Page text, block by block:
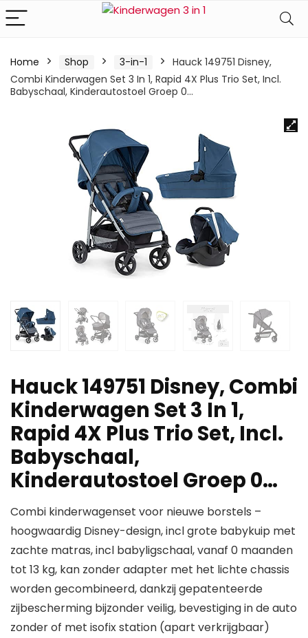
Home Shop 3-in-1
Hauck 149751 Disney,
Combi Kinderwagen Set 3 In 1, Rapid 4X Plus Trio Set, Incl.
Babyschaal, Kinderautostoel Groep 0…
Hauck 149751 Disney, Combi
Kinderwagen Set 3 In 1,
Rapid 4X Plus Trio Set, Incl.
Babyschaal,
Kinderautostoel Groep 0…
Combi kinderwagenset voor nieuwe borstels –
hoogwaardig Disney-design, incl grote babykuip met
zachte matras, incl babyligschaal, vanaf 0 maanden
tot 13 kg, kan zonder adapter met het lichte chassis
worden gecombineerd, dankzij gepatenteerde
zijbescherming bijzonder veilig, bevestiging in de auto
zonder of met isofix station (apart verkrijgbaar)